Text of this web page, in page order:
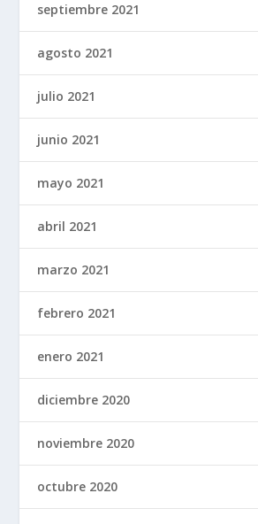
septiembre 2021
agosto 2021
julio 2021
junio 2021
mayo 2021
abril 2021
marzo 2021
febrero 2021
enero 2021
diciembre 2020
noviembre 2020
octubre 2020